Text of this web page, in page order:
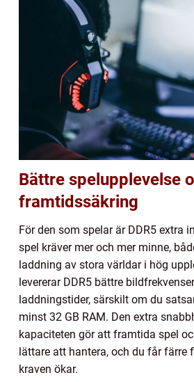
Bättre spelupplevelse
framtidssäkring
För den som spelar är DDR5 extra
spel kräver mer och mer minne,
laddning av stora världar i hög
levererar DDR5 bättre
laddningstider, särskilt om du
minst 32 GB RAM. Den extra
kapaciteten gör att framtida spel
lättare att hantera, och du får färre
kraven ökar.